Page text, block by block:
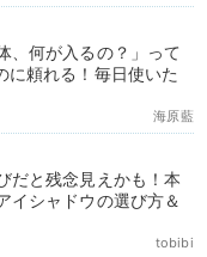
、何が入るの？」って
頼れる！毎日使いた
海原藍
だと残念見えかも！本
イシャドウの選び方＆
tobibi